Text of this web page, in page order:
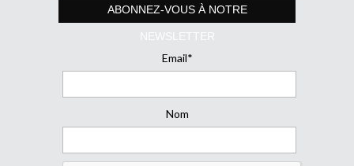
ABONNEZ-VOUS À NOTRE
NEWSLETTER
Email*
Nom